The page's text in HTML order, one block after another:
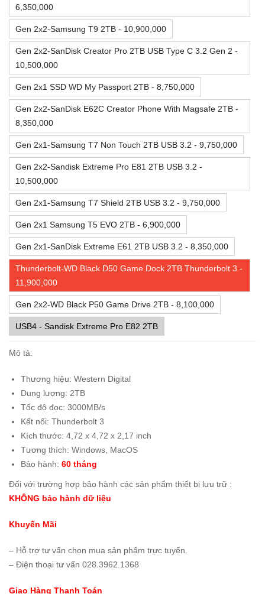
6,350,000
Gen 2x2-Samsung T9 2TB - 10,900,000
Gen 2x2-SanDisk Creator Pro 2TB USB Type C 3.2 Gen 2 -
10,500,000
Gen 2x1 SSD WD My Passport 2TB - 8,750,000
Gen 2x2-SanDisk E62C Creator Phone With Magsafe 2TB -
8,350,000
Gen 2x1-Samsung T7 Non Touch 2TB USB 3.2 - 9,750,000
Gen 2x2-Sandisk Extreme Pro E81 2TB USB 3.2 -
10,500,000
Gen 2x1-Samsung T7 Shield 2TB USB 3.2 - 9,750,000
Gen 2x1 Samsung T5 EVO 2TB - 6,900,000
Gen 2x1-SanDisk Extreme E61 2TB USB 3.2 - 8,350,000
Thunderbolt-WD Black D50 Game Dock 2TB Thunderbolt 3 -
11,900,000
Gen 2x2-WD Black P50 Game Drive 2TB - 8,100,000
USB4 - Sandisk Extreme Pro E82 2TB
Mô tả:
Thương hiệu: Western Digital
Dung lượng: 2TB
Tốc độ đọc: 3000MB/s
Kết nối: Thunderbolt 3
Kích thước: 4,72 x 4,72 x 2,17 inch
Tương thích: Windows, MacOS
Bảo hành: 60 tháng
Đối với trường hợp bảo hành các sản phẩm thiết bị lưu trữ :
KHÔNG bảo hành dữ liệu
Khuyến Mãi
– Hỗ trợ tư vấn chọn mua sản phẩm trực tuyến.
– Điện thoại tư vấn 028.3962.1368
Giao Hàng Thanh Toán